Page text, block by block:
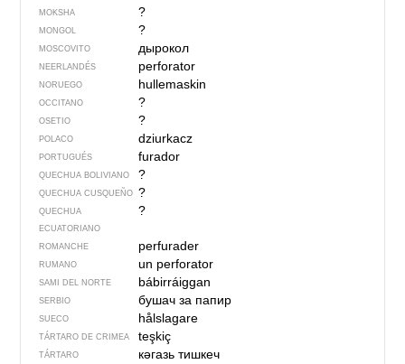
MOKSHA ?
MONGOL ?
MOSCOVITO дырокол
NEERLANDÉS perforator
NORUEGO hullemaskin
OCCITANO ?
OSETIO ?
POLACO dziurkacz
PORTUGUÉS furador
QUECHUA BOLIVIANO ?
QUECHUA CUSQUEÑO ?
QUECHUA
ECUATORIANO
?
ROMANCHE perfurader
RUMANO un perforator
SAMI DEL NORTE bábirráiggan
SERBIO бушач за папир
SUECO hålslagare
TÁRTARO DE CRIMEA teşkiç
TÁRTARO кәгазь тишкеч